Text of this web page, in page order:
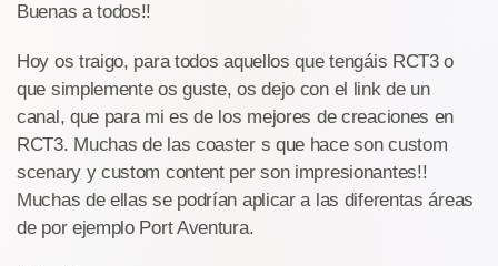
Buenas a todos!!
Hoy os traigo, para todos aquellos que tengáis RCT3 o
que simplemente os guste, os dejo con el link de un
canal, que para mi es de los mejores de creaciones en
RCT3. Muchas de las coaster s que hace son custom
scenary y custom content per son impresionantes!!
Muchas de ellas se podrían aplicar a las diferentas áreas
de por ejemplo Port Aventura.